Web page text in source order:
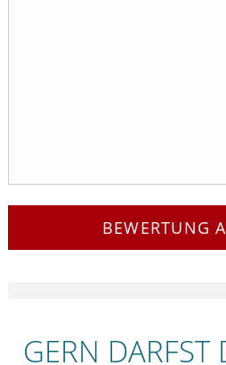
BEWERTUNG
GERN DARFST